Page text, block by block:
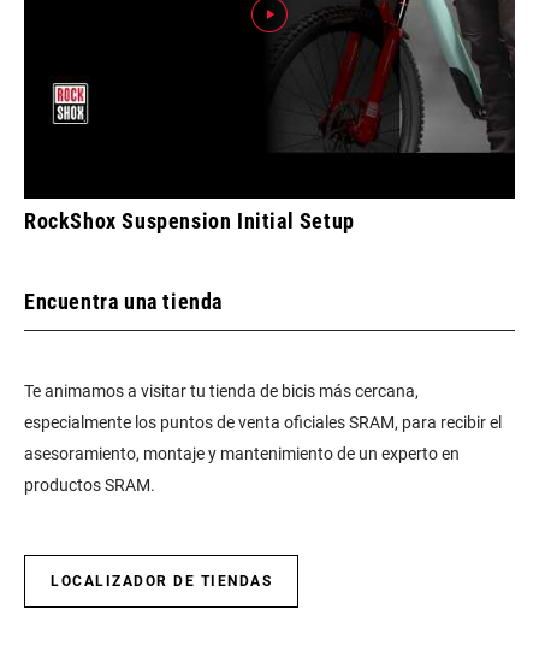
RockShox Suspension Initial Setup
Encuentra una tienda
Te animamos a visitar tu tienda de bicis más cercana,
especialmente los puntos de venta oficiales SRAM, para recibir el
asesoramiento, montaje y mantenimiento de un experto en
productos SRAM.
LOCALIZADOR DE TIENDAS